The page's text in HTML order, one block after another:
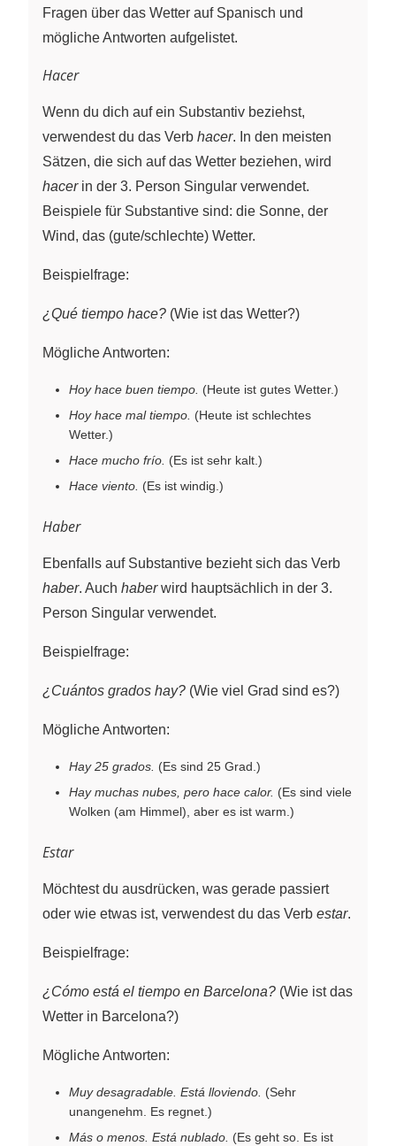
Fragen über das Wetter auf Spanisch und
mögliche Antworten aufgelistet.
Hacer
Wenn du dich auf ein Substantiv beziehst,
verwendest du das Verb hacer. In den meisten
Sätzen, die sich auf das Wetter beziehen, wird
hacerin der 3. Person Singular verwendet.
Beispiele für Substantive sind: die Sonne, der
Wind, das (gute/schlechte) Wetter.
Beispielfrage:
¿Qué tiempo hace? (Wie ist das Wetter?)
Mögliche Antworten:
Hoy hace buen tiempo. (Heute ist gutes Wetter.)
Hoy hace mal tiempo. (Heute ist schlechtes
Wetter.)
Hace mucho frío. (Es ist sehr kalt.)
Hace viento. (Es ist windig.)
Haber
Ebenfalls auf Substantive bezieht sich das Verb
haber. Auch haberwird hauptsächlich in der 3.
Person Singular verwendet.
Beispielfrage:
¿Cuántos grados hay? (Wie viel Grad sind es?)
Mögliche Antworten:
Hay 25 grados. (Es sind 25 Grad.)
Hay muchas nubes, pero hace calor. (Es sind viele
Wolken (am Himmel), aber es ist warm.)
Estar
Möchtest du ausdrücken, was gerade passiert
oder wie etwas ist, verwendest du das Verb estar.
Beispielfrage:
¿Cómo está el tiempo en Barcelona? (Wie ist das
Wetter in Barcelona?)
Mögliche Antworten:
Muy desagradable. Está lloviendo. (Sehr
unangenehm. Es regnet.)
Más o menos. Está nublado. (Es geht so. Es ist